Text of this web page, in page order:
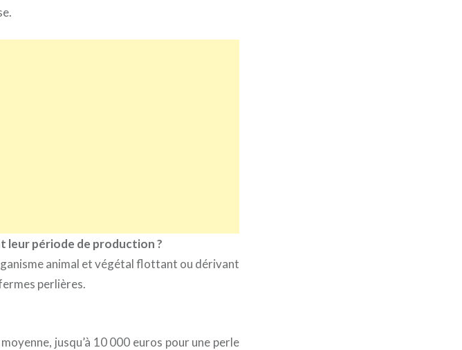
leur période de production ?
animal et végétal flottant ou dérivant
perlières.
jusqu’à 10 000 euros pour une perle